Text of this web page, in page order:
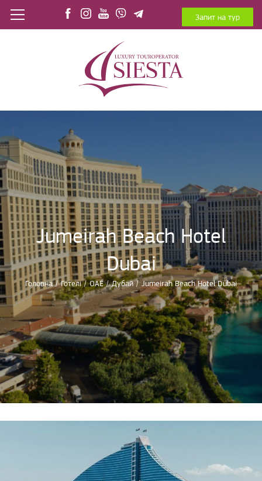
Запит на тур
Jumeirah Beach Hotel
Dubai
Головна / Готелі / ОАЕ / Дубай / Jumeirah Beach Hotel Dubai